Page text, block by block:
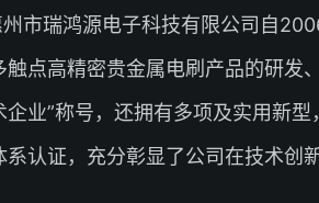
州市瑞鸿源电子科技有限公司自
触点高精密贵金属电刷产品的研发
企业”称号，还拥有多项及实用新
系认证，充分彰显了公司在技术创